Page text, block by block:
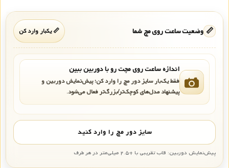
📏 وضعیت ساعت روی مچ شما 📏 یکبار وارد کن
اندازه ساعت روی مچت رو با دوربین ببین
فقط یک‌بار سایز دور مچ را وارد کن؛ پیش‌نمایش دوربین و
پیشنهاد مدل‌های کوچک‌تر/بزرگ‌تر فعال می‌شود.
سایز دور مچ را وارد کنید
پیش‌نمایش دوربین: قاب تقریبی با +۲.۵ میلی‌متر در هر طرف